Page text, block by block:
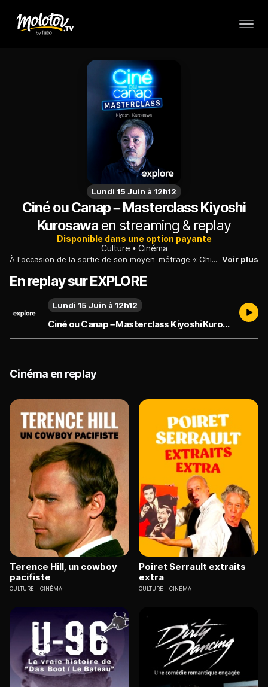
Lundi 15 Juin à 12h12
Ciné ou Canap – Masterclass Kiyoshi
Kurosawaen streaming & replay
Disponible dans une option payante
Culture
Cinéma
À l'occasion de la sortie de son moyen-métrage « Chime » le réalisateur Kiyoshi Kurosawa nous propose une masterclass au Max Linder et revient sur sa carrière, son travail et ses films cultes. Voir plus
En replay sur EXPLORE
Ciné ou Canap – Masterclass Kiyoshi Kurosawa
Lundi 15 Juin à 12h12
Cinéma en replay
Terence Hill, un cowboy
pacifiste
CULTURE CINÉMA
Poiret Serrault extraits
extra
CULTURE CINÉMA